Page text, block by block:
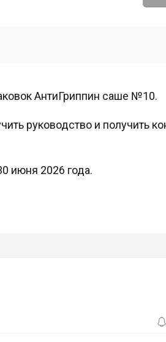
АнтиГриппин саше №10.
руководство и получить
июня 2026 года.